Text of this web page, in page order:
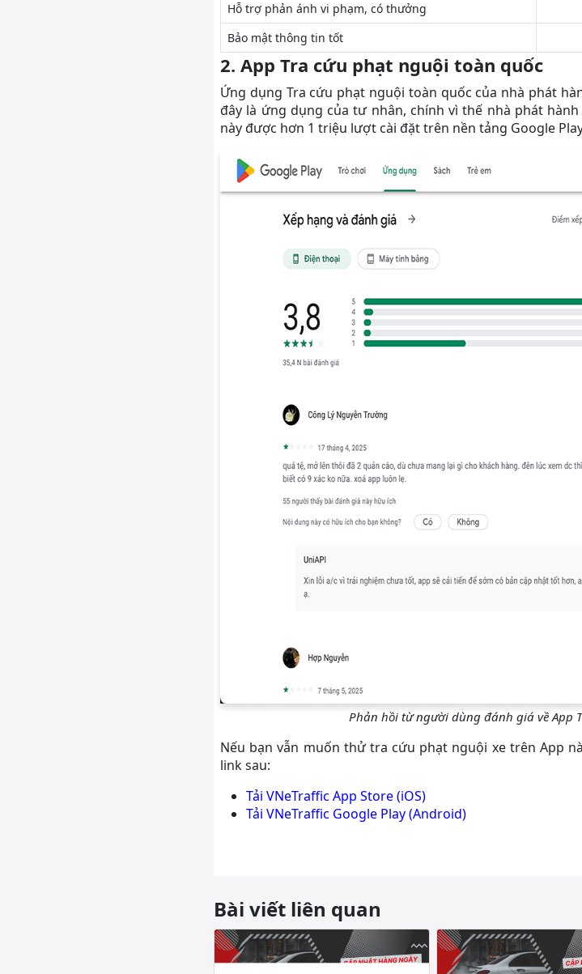
Hỗ trợ phản ánh vi phạm, có thưởng
Bảo mật thông tin tốt
2. App Tra cứu phạt nguội toàn quốc
Ứng dụng Tra cứu phạt nguội toàn quốc của nhà phát
đây là ứng dụng của tư nhân, chính vì thế nhà phát
này được hơn 1 triệu lượt cài đặt trên nền tảng Google
Phản hồi từ người dùng đánh giá về App
Nếu bạn vẫn muốn thử tra cứu phạt nguội xe trên App
link sau:
Tải VNeTraffic App Store (iOS)
Tải VNeTraffic Google Play (Android)
Bài viết liên quan